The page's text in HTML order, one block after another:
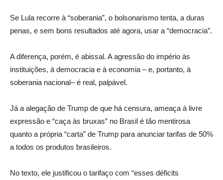
Se Lula recorre à “soberania”, o bolsonarismo tenta, a duras
penas, e sem bons resultados até agora, usar a “democracia”.
A diferença, porém, é abissal. A agressão do império às
instituições, à democracia e à economia – e, portanto, à
soberania nacional– é real, palpável.
Já a alegação de Trump de que há censura, ameaça à livre
expressão e “caça às bruxas” no Brasil é tão mentirosa
quanto a própria “carta” de Trump para anunciar tarifas de 50%
a todos os produtos brasileiros.
No texto, ele justificou o tarifaço com “esses déficits